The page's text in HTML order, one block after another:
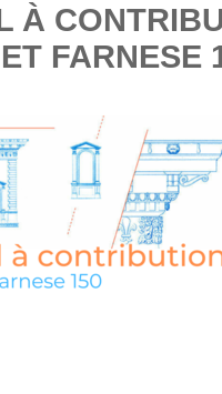
À
FARNESE